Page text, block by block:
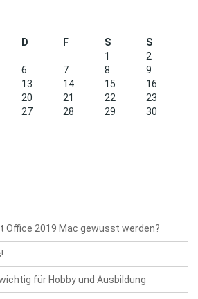
D F S
S
1
2
6 7 8
9
13 14 15
16
20 21 22
23
27 28 29
30
Office 2019 Mac gewusst werden?
für Hobby und Ausbildung